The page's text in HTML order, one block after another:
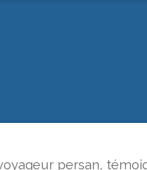
persan,